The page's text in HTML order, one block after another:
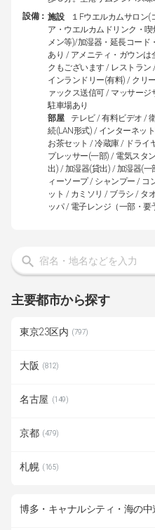
設備： 施設
１Fウエルカムサロン
ア・ウエルカムドリンク・
メン等)/加湿器・延長コード
あり / アメニティ・ガウン
クもございます / レストラン
インランドリー(有料) / クリ
ァックス送信可 / マッサー
駐車場あり
部屋
テレビ / 有料ビデオ /
続(LAN形式) / インターネッ
お茶セット / 冷蔵庫 / ドライ
プレッサー(一部) / 電気スタ
出) / 加湿器(貸出) / 加湿器(
ィーソープ / シャンプー / コ
ット / カミソリ / ブラシ / タ
ッパ / 電子レンジ（一部・要
主要都市から探す
東京23区内 (797)
大阪 (812)
名古屋 (149)
京都 (479)
札幌 (165)
博多・キャナルシティ・海の